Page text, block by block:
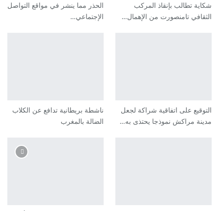
شكاية تطالب بإنقاذ المركب
الثقافي تامنصورت من الإهمال…
الحذر مما ينشر في مواقع التواصل
الإجتماعي…
التوقيع على اتفاقية شراكة لجعل
مدينة مراكش نموذجا يحتذى به…
ناشطة بريطانية تدافع عن الكلاب
الضالة بالمغرب